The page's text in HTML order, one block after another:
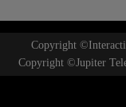
Copyright
Copyright ©Jupiter